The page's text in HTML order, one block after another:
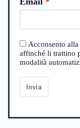
Acconsento
affinché li trattino
modalità
Invia